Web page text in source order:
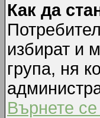
Как да
избират и
група, ня
Върнете